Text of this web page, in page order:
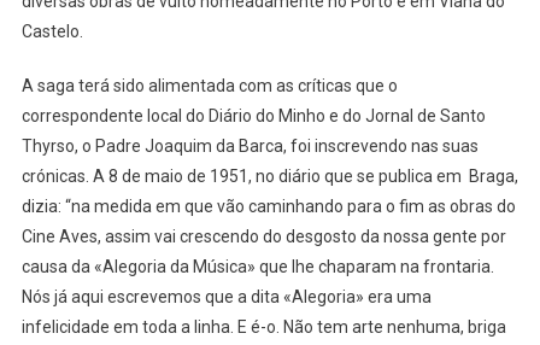
Castelo.
A saga terá sido alimentada com as críticas que o
correspondente local do Diário do Minho e do Jornal de Santo
Thyrso, o Padre Joaquim da Barca, foi inscrevendo nas suas
crónicas. A 8 de maio de 1951, no diário que se publica em Braga,
dizia: “na medida em que vão caminhando para o fim as obras do
Cine Aves, assim vai crescendo do desgosto da nossa gente por
causa da «Alegoria da Música» que lhe chaparam na frontaria.
Nós já aqui escrevemos que a dita «Alegoria» era uma
infelicidade em toda a linha. E é-o. Não tem arte nenhuma, briga